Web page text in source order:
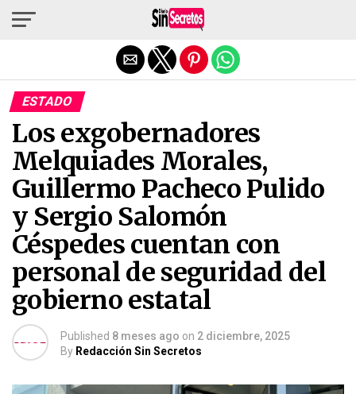
ESTADO
Los exgobernadores
Melquiades Morales,
Guillermo Pacheco Pulido
y Sergio Salomón
Céspedes cuentan con
personal de seguridad del
gobierno estatal
Published 8 meses ago on 2 diciembre, 2025
By Redacción Sin Secretos
Salir de la versión móvil